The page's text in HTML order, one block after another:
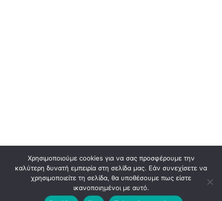
Χρησιμοποιούμε cookies για να σας προσφέρουμε την
καλύτερη δυνατή εμπειρία στη σελίδα μας. Εάν συνεχίσετε να
χρησιμοποιείτε τη σελίδα, θα υποθέσουμε πως είστε
ικανοποιημένοι με αυτό.